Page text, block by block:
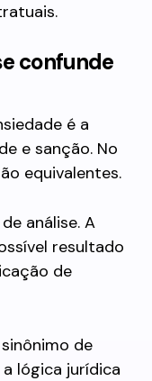
confunde
é a
e sanção. No
equivalentes.
análise. A
resultado
de
de
lógica jurídica